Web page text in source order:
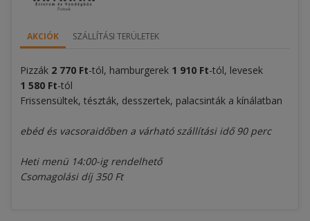
AKCIÓK SZÁLLÍTÁSI TERÜLETEK
Pizzák 2 770 Ft-tól, hamburgerek 1 910 Ft-tól, levesek
1 580 Ft-tól
Frissensültek, tészták, desszertek, palacsinták a kínálatban
ebéd és vacsoraidőben a várható szállítási idő 90 perc
Heti menü 14:00-ig rendelhető
Csomagolási díj 350 Ft